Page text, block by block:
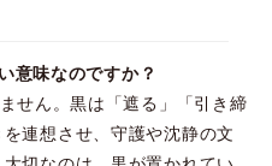
意味なのですか？
せん。黒は「遮る」「引き締
連想させ、守護や沈静の文